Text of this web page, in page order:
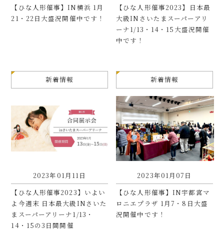
【ひな人形催事】IN横浜 1月
21・22日大盛況開催中です！
【ひな人形催事2023】日本最
大級INさいたまスーパーアリ
ーナ1/13・14・15大盛況開催
中です！
新着情報
2023年01月11日
【ひな人形催事2023】いよい
よ今週末 日本最大級INさいた
まスーパーアリーナ1/13・
14・15の3日間開催
新着情報
2023年01月07日
【ひな人形催事】IN宇都宮マ
ロニエプラザ 1月7・8日大盛
況開催中です！